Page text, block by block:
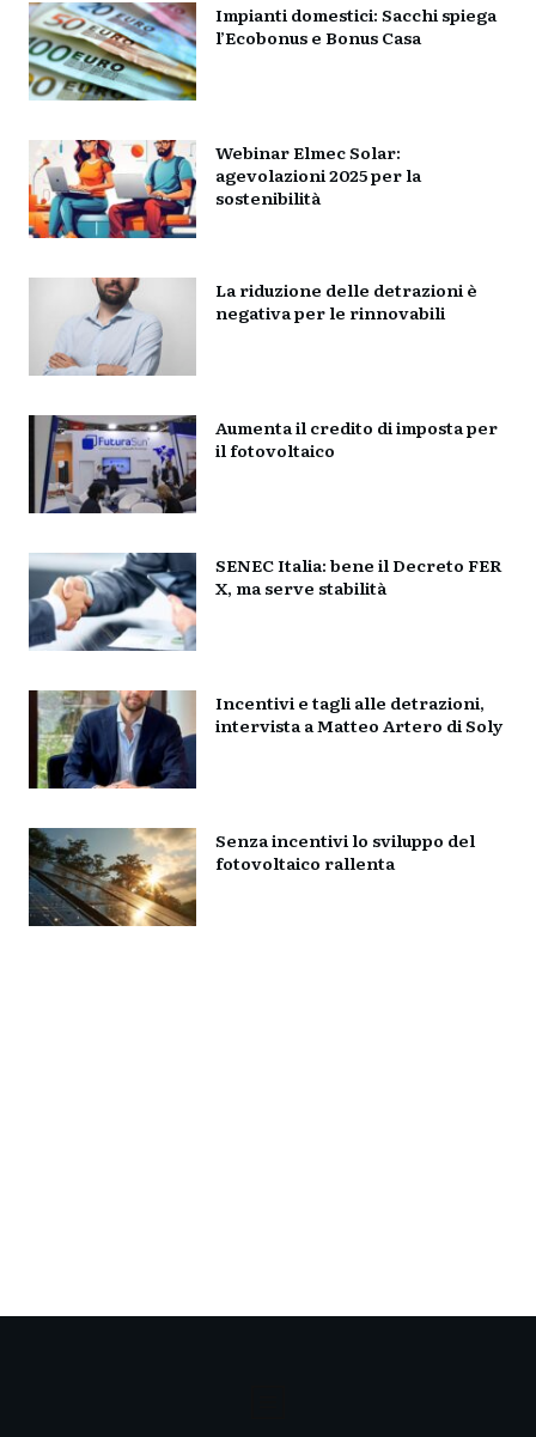
Impianti domestici: Sacchi spiega
l’Ecobonus e Bonus Casa
Webinar Elmec Solar:
agevolazioni 2025 per la
sostenibilità
La riduzione delle detrazioni è
negativa per le rinnovabili
Aumenta il credito di imposta per
il fotovoltaico
SENEC Italia: bene il Decreto FER
X, ma serve stabilità
Incentivi e tagli alle detrazioni,
intervista a Matteo Artero di Soly
Senza incentivi lo sviluppo del
fotovoltaico rallenta